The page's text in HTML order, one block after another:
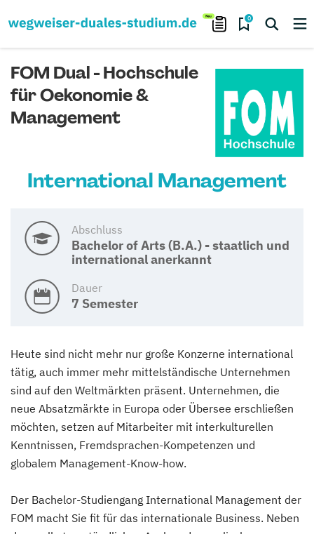
0
FOM Dual - Hochschule
für Oekonomie &
Management
International Management
Abschluss
Bachelor of Arts (B.A.) - staatlich und
international anerkannt
Dauer
7 Semester
Heute sind nicht mehr nur große Konzerne international
tätig, auch immer mehr mittelständische Unternehmen
sind auf den Weltmärkten präsent. Unternehmen, die
neue Absatzmärkte in Europa oder Übersee erschließen
möchten, setzen auf Mitarbeiter mit interkulturellen
Kenntnissen, Fremdsprachen-Kompetenzen und
globalem Management-Know-how.
Der Bachelor-Studiengang International Management der
FOM macht Sie fit für das internationale Business. Neben